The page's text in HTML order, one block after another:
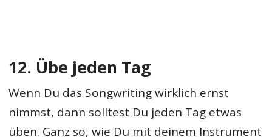
12. Übe jeden Tag
Wenn Du das Songwriting wirklich ernst
nimmst, dann solltest Du jeden Tag etwas
üben. Ganz so, wie Du mit deinem Instrument